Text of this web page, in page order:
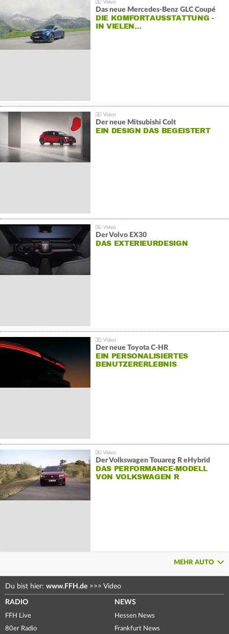
Das neue Mercedes-Benz GLC Coupé
DIE KOMFORTAUSSTATTUNG -
IN VIELEN…
Der neue Mitsubishi Colt
EIN DESIGN DAS BEGEISTERT
Der Volvo EX30
DAS EXTERIEURDESIGN
Der neue Toyota C-HR
EIN PERSONALISIERTES
BENUTZERERLEBNIS
Der Volkswagen Touareg R eHybrid
DAS PERFORMANCE-MODELL
VON VOLKSWAGEN R
MEHR AUTO
Du bist hier: www.FFH.de >>> Video
RADIO
FFH Live
80er Radio
NEWS
Hessen News
Frankfurt News